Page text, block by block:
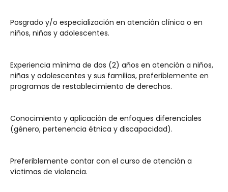
Posgrado y/o especialización en atención clínica o en
niños, niñas y adolescentes.
Experiencia mínima de dos (2) años en atención a niños,
niñas y adolescentes y sus familias, preferiblemente en
programas de restablecimiento de derechos.
Conocimiento y aplicación de enfoques diferenciales
(género, pertenencia étnica y discapacidad).
Preferiblemente contar con el curso de atención a
víctimas de violencia.